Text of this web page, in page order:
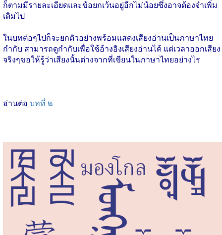
ก็ตามมีรายละเอียดและข้อยกเว้นอยู่อีกไม่น้อยซึ่งอาจต้องจำเพิ่ม
เติมไป
ในบทต่อๆไปก็จะยกตัวอย่างพร้อมแสดงเสียงอ่านเป็นภาษาไทย
กำกับ สามารถดูกำกับเพื่อใช้อ้างอิงเสียงอ่านได้ แต่เวลาออกเสียง
จริงๆขอให้รู้ว่าเสียงนั้นต่างจากที่เขียนในภาษาไทยอย่างไร
อ่านต่อ บทที่ ๒